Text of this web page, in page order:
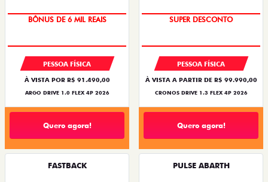
TAXA ZERO
PESSOA FÍSICA
À VISTA POR R$ 91.490,00
ARGO DRIVE 1.0 FLEX 4P 2026
Quero agora!
BÔNUS DE ATÉ R$ 14 MIL
PESSOA FÍSICA
À VISTA A PARTIR DE R$ 99.990,00
CRONOS DRIVE 1.3 FLEX 4P 2026
Quero agora!
FASTBACK PULSE ABARTH